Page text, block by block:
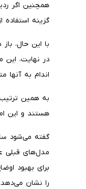
همچنین اگر
گزینه‌ استفاده
با این حال،
در نهایت،
اندام به آنها
به همین
هستند و این
مدل‌های قبلی
برای بهبود
را نشان